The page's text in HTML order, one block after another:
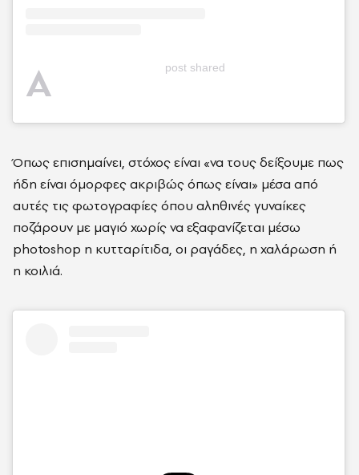
A post shared
Όπως επισημαίνει, στόχος είναι «να τους δείξουμε πως
ήδη είναι όμορφες ακριβώς όπως είναι» μέσα από
αυτές τις φωτογραφίες όπου αληθινές γυναίκες
ποζάρουν με μαγιό χωρίς να εξαφανίζεται μέσω
photoshop η κυτταρίτιδα, οι ραγάδες, η χαλάρωση ή
η κοιλιά.